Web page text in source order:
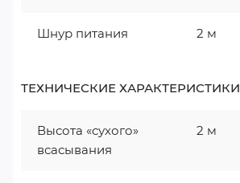
Шнур питания 2 м
ТЕХНИЧЕСКИЕ ХАРАКТЕРИСТИКИ
Высота «сухого»
всасывания
2 м